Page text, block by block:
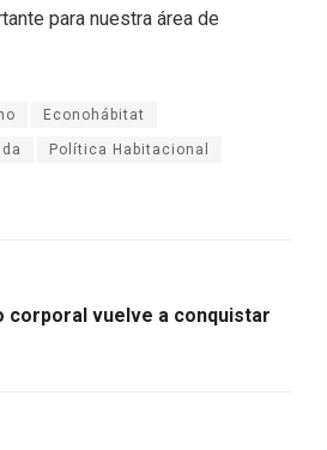
para nuestra área de
Econohábitat
Política Habitacional
corporal vuelve a conquistar